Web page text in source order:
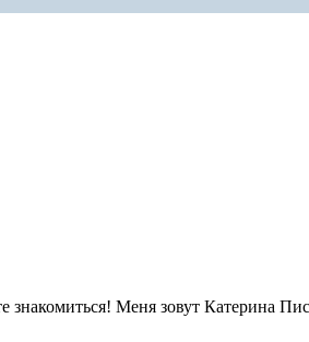
Меня зовут Катерина